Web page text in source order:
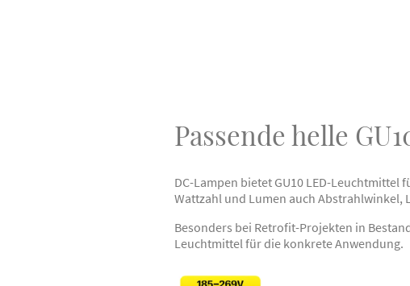
Passende helle
DC-Lampen bietet GU10 LED-
Wattzahl und Lumen auch
Besonders bei Retrofit-Projekten in
Leuchtmittel für die konkrete Anwendung.